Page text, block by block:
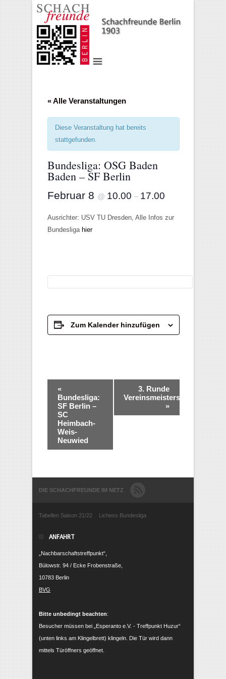
« Alle Veranstaltungen
Diese Veranstaltung hat bereits
stattgefunden.
Bundesliga: OSG Baden
Baden – SF Berlin
Februar 8 @ 10.00 – 17.00
Ausrichter: USV TU Dresden, Alle Infos zur
Bundesliga hier
Zum Kalender hinzufügen
Navigation
«
Bundesliga:
SF Berlin –
SC
Heimbach-
Weis-
Neuwied
3. Runde
Vereinsmeisterschaft
»
DIE SCHACHFREUNDE IM NETZ
Tabellen Saison 21/22 Lichess Bundesliga
ANFAHRT
„Nachbarschaftstreffpunkt“,
Bülowstr. 94 / Ecke Frobenstraße,
10783 Berlin
BVG
Bitte unbedingt beachten:
Besucher müssen bei „Esperanto e.V. - Treffpunkt Huzur“
(unten links am Klingelbrett) klingeln. Die Tür wird dann
mittels Türöffners geöffnet.